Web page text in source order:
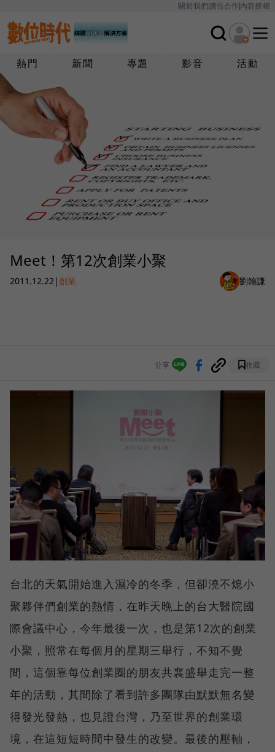
關於我們廣告合作內容授權
熱門 新聞 專題 影音 活動
Meet！第12次創業小聚
2011.12.22|創業 劉翰謙
分享 收藏
台北的天氣開始進入濕冷的冬季，但卻澆不熄小
聚夥伴們創業的熱情，在昨天晚上的台大醫院國
際會議中心，今年最後一次，也是第12次的創業
小聚，照常在每個月的星期三舉行，不知不覺
間，這個靠每位創業圈的朋友共襄盛舉走完一整
年的活動，其間除了看到許多團隊由默默無名變
得發光發熱，也見證台灣，乃至世界的創業環
境，在這短短時間中發生的改變。最後的壓軸，